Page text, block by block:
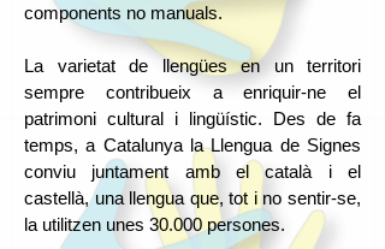
components no manuals.
La varietat de llengües en un territori
sempre contribueix a enriquir-ne el
patrimoni cultural i lingüístic. Des de fa
temps, a Catalunya la Llengua de Signes
conviu juntament amb el català i el
castellà, una llengua que, tot i no sentir-se,
la utilitzen unes 30.000 persones.